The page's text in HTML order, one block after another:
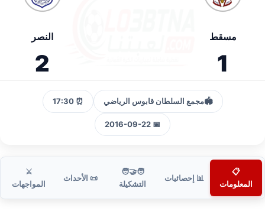
مسقط
1
النصر
2
🏟️مجمع السلطان قابوس الرياضي ⏰ 17:30
📅 2016-09-22
📋
المعلومات
📊 إحصائيات
🧑‍🤝‍🧑
التشكيلة
📜 الأحداث
⚔️
المواجهات